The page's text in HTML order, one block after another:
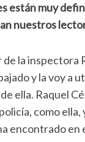
están muy
nuestros
de la
y la voy a
ella. Raquel
como ella,
encontrado